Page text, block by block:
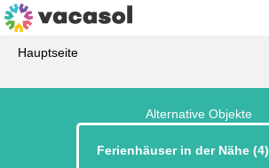
Hauptseite
Alternative Objekte
Ferienhäuser in der Nähe (4)